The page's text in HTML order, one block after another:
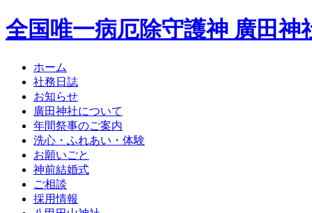
全国唯一病厄除守護神 廣田神
ホーム
社務日誌
お知らせ
廣田神社について
年間祭事のご案内
洗心・ふれあい・体験
お願いごと
神前結婚式
ご相談
採用情報